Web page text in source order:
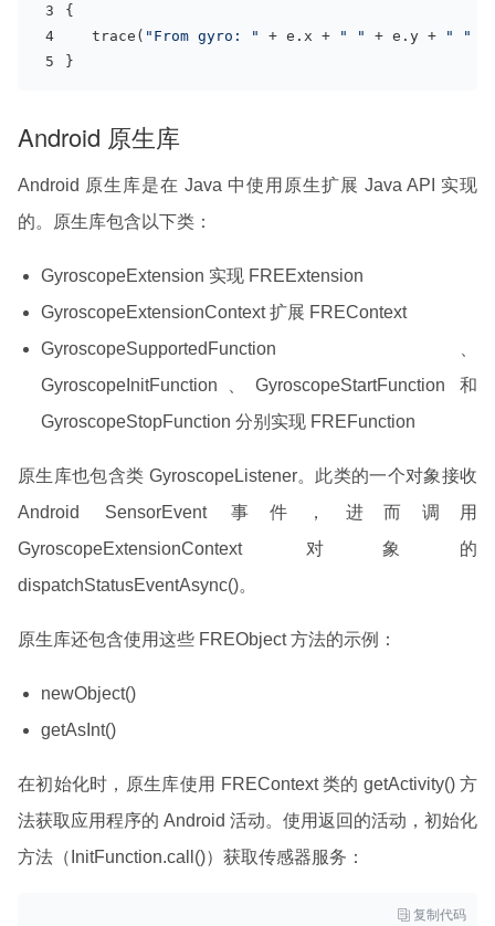
{
   trace(
"From gyro: " + e.x + " " + e.y + " "
}
Android 原生库
Android 原生库是在 Java 中使用原生扩展 Java API 实现
的。原生库包含以下类：
GyroscopeExtension 实现 FREExtension
GyroscopeExtensionContext 扩展 FREContext
GyroscopeSupportedFunction、
GyroscopeInitFunction、GyroscopeStartFunction 和
GyroscopeStopFunction 分别实现 FREFunction
原生库也包含类 GyroscopeListener。此类的一个对象接收
Android SensorEvent 事件，进而调用
GyroscopeExtensionContext 对象的
dispatchStatusEventAsync()。
原生库还包含使用这些 FREObject 方法的示例：
newObject()
getAsInt()
在初始化时，原生库使用 FREContext 类的 getActivity() 方
法获取应用程序的 Android 活动。使用返回的活动，初始化
方法（InitFunction.call()）获取传感器服务：
 复制代码